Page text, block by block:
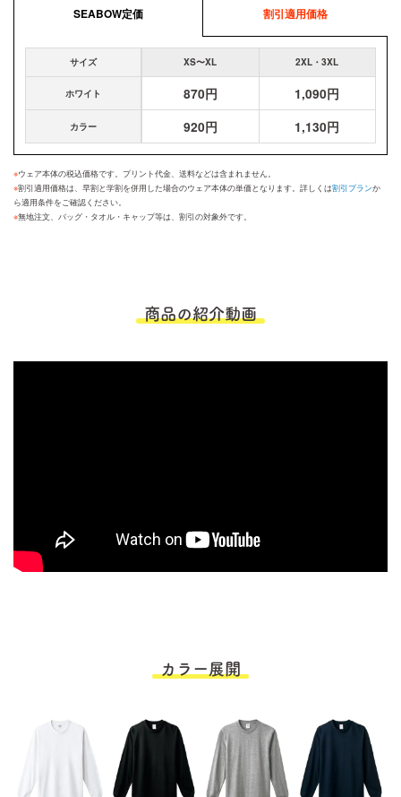
SEABOW定価 割引適用価格
サイズ XS〜XL 2XL・3XL
ホワイト 870円 1,090円
カラー 920円 1,130円
※ウェア本体の税込価格です。プリント代金、送料などは含まれません。
※割引適用価格は、早割と学割を併用した場合のウェア本体の単価となります。詳しくは割引プランか
ら適用条件をご確認ください。
※無地注文、バッグ・タオル・キャップ等は、割引の対象外です。
商品の紹介動画
カラー展開